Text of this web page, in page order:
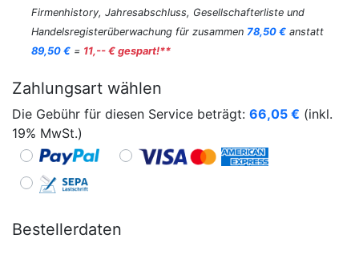
Firmenhistory, Jahresabschluss, Gesellschafterliste und
Handelsregisterüberwachung für zusammen 78,50 € anstatt
89,50 € = 11,-- € gespart!**
Zahlungsart wählen
Die Gebühr für diesen Service beträgt: 66,05 € (inkl.
19% MwSt.)
Bestellerdaten